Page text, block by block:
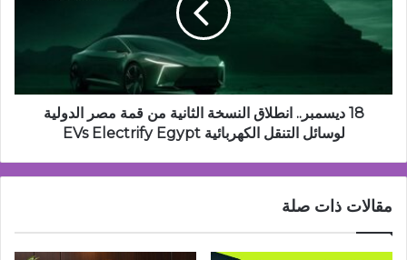
قمة
الدولية
لوسائل
Egypt
18 ديسمبر.. انطلاق النسخة الثانية من قمة مصر الدولية
لوسائل التنقل الكهربائية EVs Electrify Egypt
مقالات ذات صلة